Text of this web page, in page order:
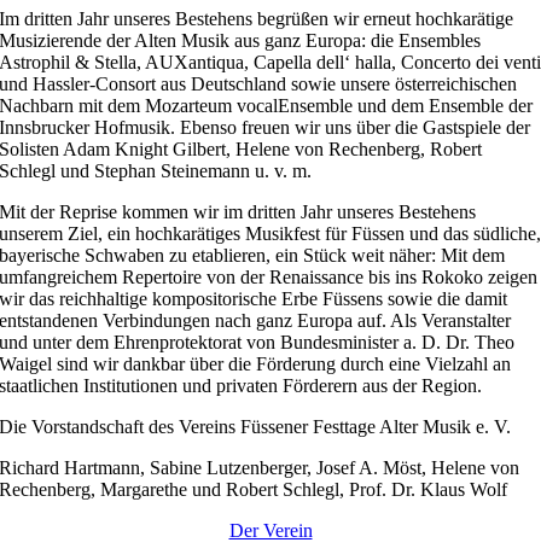
Im dritten Jahr unseres Bestehens begrüßen wir erneut hochkarätige
Musizierende der Alten Musik aus ganz Europa: die Ensembles
Astrophil & Stella, AUXantiqua, Capella dell‘ halla, Concerto dei venti
und Hassler-Consort aus Deutschland sowie unsere österreichischen
Nachbarn mit dem Mozarteum vocalEnsemble und dem Ensemble der
Innsbrucker Hofmusik. Ebenso freuen wir uns über die Gastspiele der
Solisten Adam Knight Gilbert, Helene von Rechenberg, Robert
Schlegl und Stephan Steinemann u. v. m.
Mit der Reprise kommen wir im dritten Jahr unseres Bestehens
unserem Ziel, ein hochkarätiges Musikfest für Füssen und das südliche,
bayerische Schwaben zu etablieren, ein Stück weit näher: Mit dem
umfangreichem Repertoire von der Renaissance bis ins Rokoko zeigen
wir das reichhaltige kompositorische Erbe Füssens sowie die damit
entstandenen Verbindungen nach ganz Europa auf. Als Veranstalter
und unter dem Ehrenprotektorat von Bundesminister a. D. Dr. Theo
Waigel sind wir dankbar über die Förderung durch eine Vielzahl an
staatlichen Institutionen und privaten Förderern aus der Region.
Die Vorstandschaft des Vereins Füssener Festtage Alter Musik e. V.
Richard Hartmann, Sabine Lutzenberger, Josef A. Möst, Helene von
Rechenberg, Margarethe und Robert Schlegl, Prof. Dr. Klaus Wolf
Der Verein